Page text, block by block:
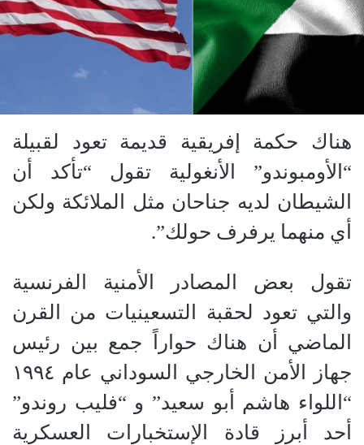
هناك حكمة إفريقية قديمة تعود لقبيلة
“الأومبوندو” الأنغولية تقول “تأكد أن
الشيطان لديه جناحان مثل الملائكة ولكن
أي منهما يرفرف حولك”.
تقول بعض المصادر الأمنية الفرنسية
والتي تعود لحقبة التسعينيات من القرن
الماضي أن هناك حواراً جمع بين رئيس
جهاز الأمن الخارجي السوداني عام ١٩٩٤
“اللواء هاشم أبو سعيد” و “فليب روندو”
أحد أبرز قادة الإستخبارات العسكرية